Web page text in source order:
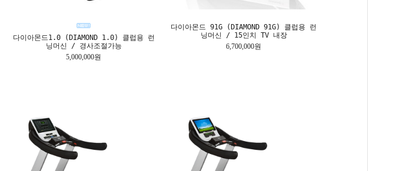
다이아몬드1.0 (DIAMOND 1.0) 클럽용 런
닝머신 / 경사조절가능
5,000,000원
다이아몬드 91G (DIAMOND 91G) 클럽용 런
닝머신 / 15인치 TV 내장
6,700,000원